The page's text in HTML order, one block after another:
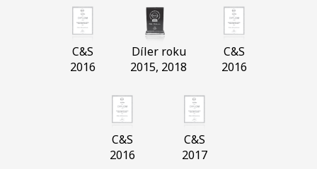
C&S
2016
Díler roku
2015, 2018
C&S
2016
C&S
2016
C&S
2017